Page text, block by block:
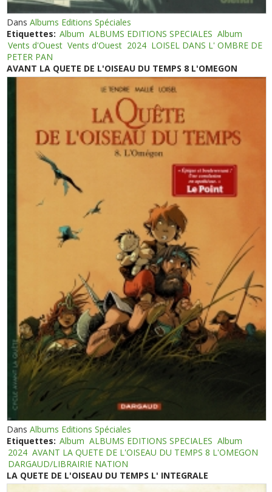
DansAlbums Editions Spéciales
Etiquettes: Album ALBUMS EDITIONS SPECIALES Album
Vents d'Ouest Vents d'Ouest 2024 LOISEL DANS L' OMBRE DE
PETER PAN
AVANT LA QUETE DE L'OISEAU DU TEMPS 8 L'OMEGON
DansAlbums Editions Spéciales
Etiquettes: Album ALBUMS EDITIONS SPECIALES Album
2024 AVANT LA QUETE DE L'OISEAU DU TEMPS 8 L'OMEGON
DARGAUD/LIBRAIRIE NATION
LA QUETE DE L'OISEAU DU TEMPS L' INTEGRALE